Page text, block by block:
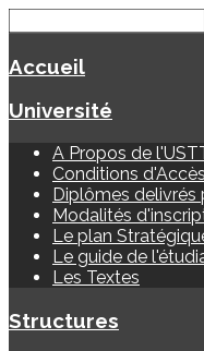
Accueil
Université
A Propos de
Conditions d'Accès
Diplômes delivrés
Modalités
Le plan
Le guide de
Les Textes
Structures